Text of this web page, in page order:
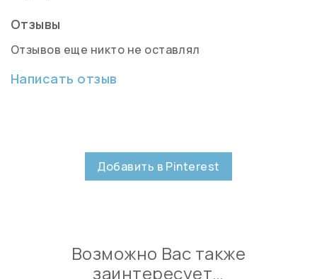
Отзывы
Отзывов еще никто не оставлял
Написать отзыв
Добавить в Pinterest
Возможно Вас также
заинтересует…